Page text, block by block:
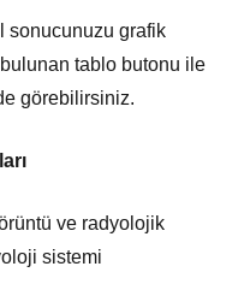
sonucunuzu grafik
tablo butonu ile
görebilirsiniz.
ve radyolojik
sistemi